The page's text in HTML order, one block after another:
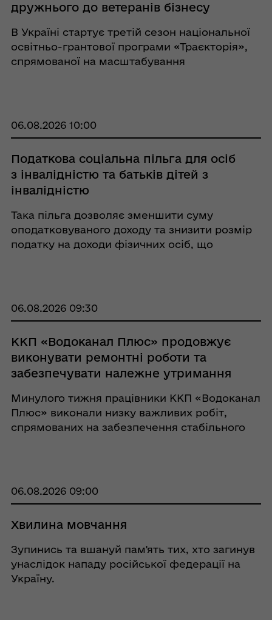
дружнього до ветеранів бізнесу
В Україні стартує третій сезон національної
освітньо-грантової програми «Траєкторія»,
спрямованої на масштабування
підприємст ...
06.08.2026 10:00
Податкова соціальна пільга для осіб
з інвалідністю та батьків дітей з
інвалідністю
Така пільга дозволяє зменшити суму
оподатковуваного доходу та знизити розмір
податку на доходи фізичних осіб, що
06.08.2026 09:30
ККП «Водоканал Плюс» продовжує
виконувати ремонтні роботи та
забезпечувати належне утримання
Минулого тижня працівники ККП «Водоканал
Плюс» виконали низку важливих робіт,
спрямованих на забезпечення стабільного
проведено ремонт во ...
06.08.2026 09:00
Хвилина мовчання
Зупинись та вшануй пам'ять тих, хто загинув
унаслідок нападу російської федерації на
Україну.